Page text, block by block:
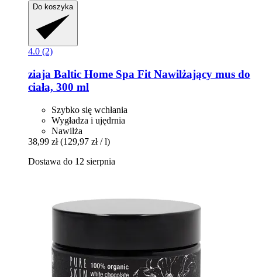
Do koszyka
4.0 (2)
ziaja Baltic Home Spa Fit Nawilżający mus do
ciała, 300 ml
Szybko się wchłania
Wygładza i ujędrnia
Nawilża
38,99 zł (129,97 zł / l)
Dostawa do 12 sierpnia